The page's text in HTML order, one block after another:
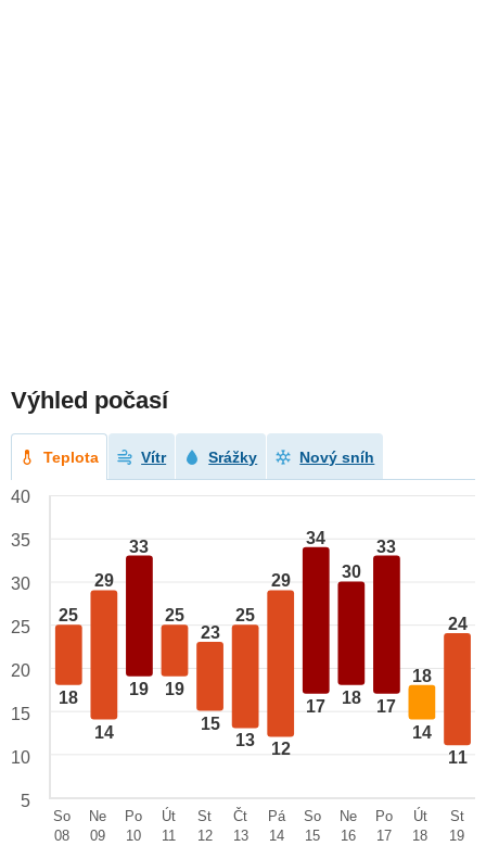
Výhled počasí
Teplota Vítr Srážky Nový sníh
25
18
29
14
33
19
25
19
23
15
25
13
29
12
34
17
30
18
33
17
18
14
24
11
40
35
30
25
20
15
10
5
So
08
Ne
09
Po
10
Út
11
St
12
Čt
13
Pá
14
So
15
Ne
16
Po
17
Út
18
St
19